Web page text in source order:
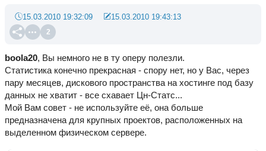
2
15.03.2010 19:32:09 15.03.2010 19:43:13
boola20, Вы немного не в ту оперу полезли.
Статистика конечно прекрасная - спору нет, но у Вас, через
пару месяцев, дискового пространства на хостинге под базу
данных не хватит - все схавает Цн-Статс...
Мой Вам совет - не используйте её, она больше
предназначена для крупных проектов, расположенных на
выделенном физическом сервере.